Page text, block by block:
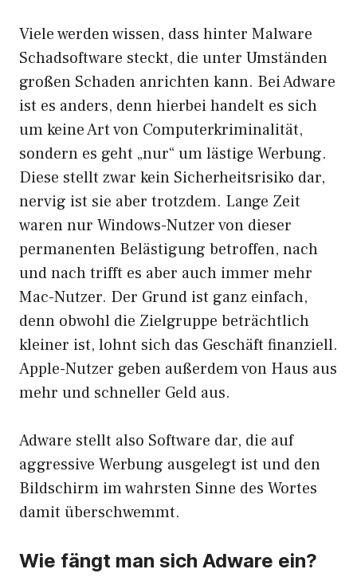
Viele werden wissen, dass hinter Malware
Schadsoftware steckt, die unter Umständen
großen Schaden anrichten kann. Bei Adware
ist es anders, denn hierbei handelt es sich
um keine Art von Computerkriminalität,
sondern es geht „nur“ um lästige Werbung.
Diese stellt zwar kein Sicherheitsrisiko dar,
nervig ist sie aber trotzdem. Lange Zeit
waren nur Windows-Nutzer von dieser
permanenten Belästigung betroffen, nach
und nach trifft es aber auch immer mehr
Mac-Nutzer. Der Grund ist ganz einfach,
denn obwohl die Zielgruppe beträchtlich
kleiner ist, lohnt sich das Geschäft finanziell.
Apple-Nutzer geben außerdem von Haus aus
mehr und schneller Geld aus.
Adware stellt also Software dar, die auf
aggressive Werbung ausgelegt ist und den
Bildschirm im wahrsten Sinne des Wortes
damit überschwemmt.
Wie fängt man sich Adware ein?